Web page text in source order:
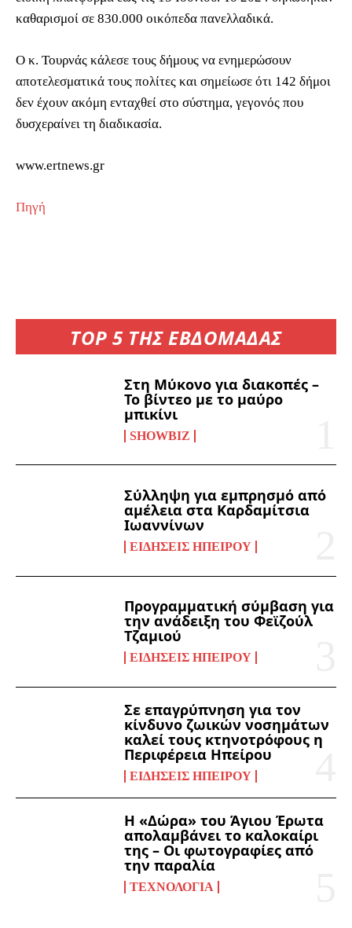
TOP 5 ΤΗΣ ΕΒΔΟΜΑΔΑΣ
Στη Μύκονο για διακοπές –
Το βίντεο με το μαύρο
μπικίνι
SHOWBIZ
Σύλληψη για εμπρησμό από
αμέλεια στα Καρδαμίτσια
Ιωαννίνων
ΕΙΔΉΣΕΙΣ ΗΠΕΊΡΟΥ
Προγραμματική σύμβαση για
την ανάδειξη του Φεϊζούλ
Τζαμιού
ΕΙΔΉΣΕΙΣ ΗΠΕΊΡΟΥ
Σε επαγρύπνηση για τον
κίνδυνο ζωικών νοσημάτων
καλεί τους κτηνοτρόφους η
Περιφέρεια Ηπείρου
ΕΙΔΉΣΕΙΣ ΗΠΕΊΡΟΥ
Η «Δώρα» του Άγιου Έρωτα
απολαμβάνει το καλοκαίρι
της – Οι φωτογραφίες από
την παραλία
ΤΕΧΝΟΛΟΓΊΑ
καθαρισμοί σε 830.000 οικόπεδα πανελλαδικά.
Ο κ. Τουρνάς κάλεσε τους δήμους να ενημερώσουν
αποτελεσματικά τους πολίτες και σημείωσε ότι 142 δήμοι
δεν έχουν ακόμη ενταχθεί στο σύστημα, γεγονός που
δυσχεραίνει τη διαδικασία.
www.ertnews.gr
Πηγή